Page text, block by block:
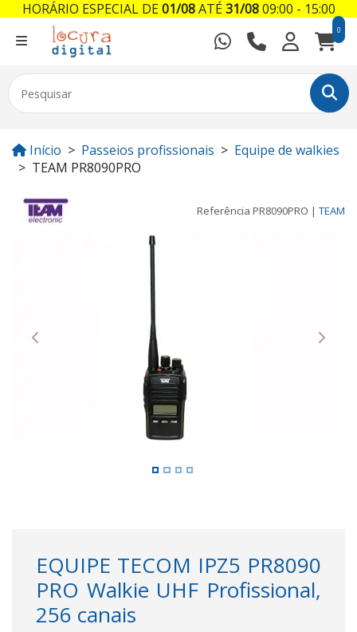
0
Início Passeios profissionais
Equipe de walkies
TEAM PR8090PRO
Referência PR8090PRO | TEAM
Previous Next
EQUIPE TECOM IPZ5 PR8090
PRO Walkie UHF Profissional,
256 canais
HORÁRIO ESPECIAL DE01/08ATÉ31/0809:00 - 15:00